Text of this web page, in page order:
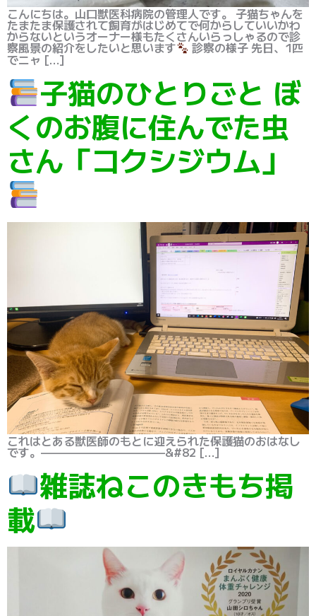
こんにちは。山口獣医科病院の管理人です。 子猫ちゃんを
たまたま保護されて飼育がはじめてで何からしていいかわ
からないというオーナー様もたくさんいらっしゃるので診
察風景の紹介をしたいと思います 診察の様子 先日、1匹
でニャ […]
子猫のひとりごと ぼ
くのお腹に住んでた虫
さん「コクシジウム」
これはとある獣医師のもとに迎えられた保護猫のおはなし
です。———————————&#82 […]
雑誌ねこのきもち掲
載